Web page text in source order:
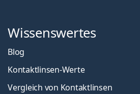
Wissenswertes
Blog
Kontaktlinsen-Werte
Vergleich von Kontaktlinsen